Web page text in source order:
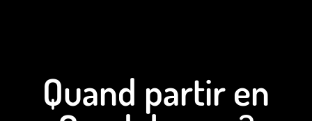
Quand partir en